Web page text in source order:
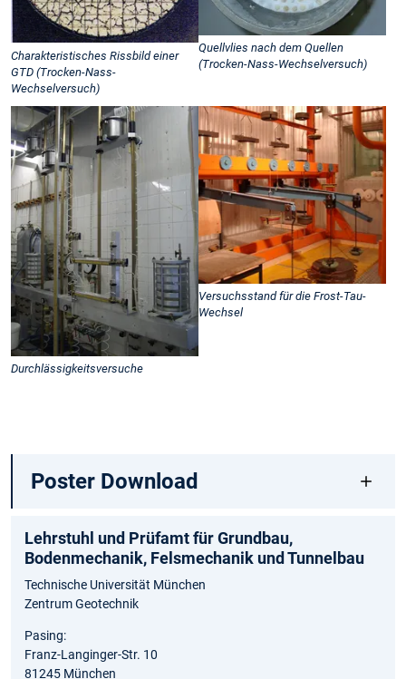
Charakteristisches Rissbild einer
GTD (Trocken-Nass-
Wechselversuch)
Quellvlies nach dem Quellen
(Trocken-Nass-Wechselversuch)
Durchlässigkeitsversuche
Versuchsstand für die Frost-Tau-
Wechsel
Poster Download
Lehrstuhl und Prüfamt für Grundbau,
Bodenmechanik, Felsmechanik und Tunnelbau
Technische Universität München
Zentrum Geotechnik
Pasing:
Franz-Langinger-Str. 10
81245 München